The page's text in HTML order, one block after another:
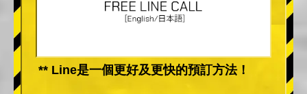
** Line是一個更好及更快的預訂方法！